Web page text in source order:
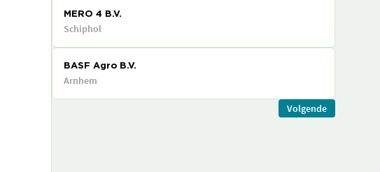
MERO 4 B.V.
Schiphol
BASF Agro B.V.
Arnhem
Volgende